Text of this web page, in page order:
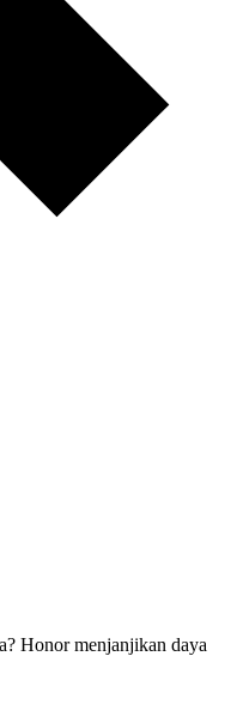
Honor menjanjikan daya